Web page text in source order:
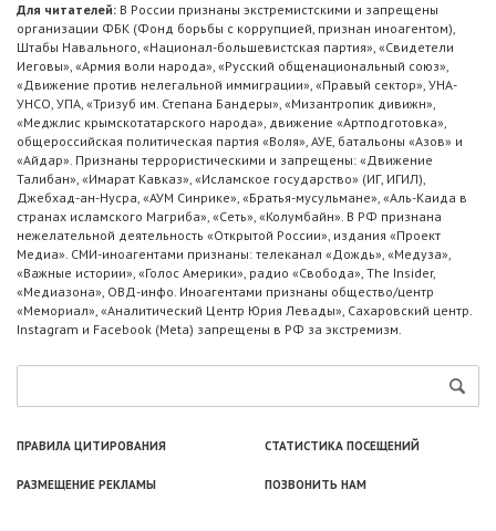
Для читателей: В России признаны экстремистскими и запрещены
организации ФБК (Фонд борьбы с коррупцией, признан иноагентом),
Штабы Навального, «Национал-большевистская партия», «Свидетели
Иеговы», «Армия воли народа», «Русский общенациональный союз»,
«Движение против нелегальной иммиграции», «Правый сектор», УНА-
УНСО, УПА, «Тризуб им. Степана Бандеры», «Мизантропик дивижн»,
«Меджлис крымскотатарского народа», движение «Артподготовка»,
общероссийская политическая партия «Воля», АУЕ, батальоны «Азов» и
«Айдар». Признаны террористическими и запрещены: «Движение
Талибан», «Имарат Кавказ», «Исламское государство» (ИГ, ИГИЛ),
Джебхад-ан-Нусра, «АУМ Синрике», «Братья-мусульмане», «Аль-Каида в
странах исламского Магриба», «Сеть», «Колумбайн». В РФ признана
нежелательной деятельность «Открытой России», издания «Проект
Медиа». СМИ-иноагентами признаны: телеканал «Дождь», «Медуза»,
«Важные истории», «Голос Америки», радио «Свобода», The Insider,
«Медиазона», ОВД-инфо. Иноагентами признаны общество/центр
«Мемориал», «Аналитический Центр Юрия Левады», Сахаровский центр.
Instagram и Facebook (Metа) запрещены в РФ за экстремизм.
ПРАВИЛА ЦИТИРОВАНИЯ СТАТИСТИКА ПОСЕЩЕНИЙ
РАЗМЕЩЕНИЕ РЕКЛАМЫ ПОЗВОНИТЬ НАМ